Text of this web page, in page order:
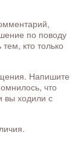
по поводу
кто только
Напишите
что
вы ходили с